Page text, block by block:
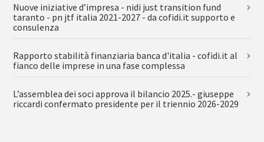
Nuove iniziative d’impresa - nidi just transition fund
taranto - pn jtf italia 2021-2027 - da cofidi.it supporto e
consulenza
Rapporto stabilità finanziaria banca d'italia - cofidi.it al
fianco delle imprese in una fase complessa
L’assemblea dei soci approva il bilancio 2025.- giuseppe
riccardi confermato presidente per il triennio 2026-2029